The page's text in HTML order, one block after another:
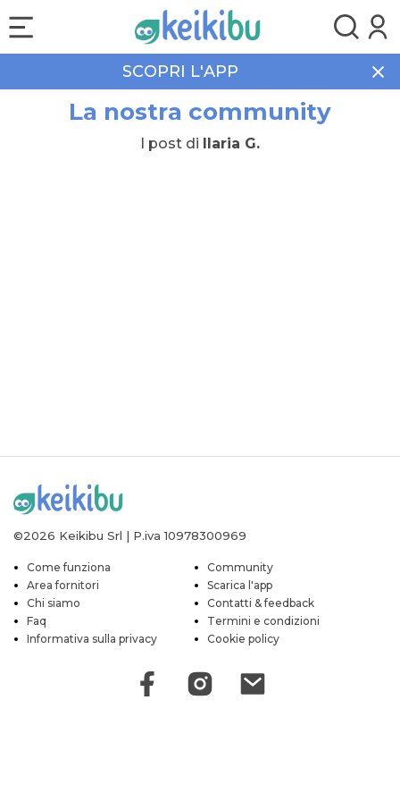
SCOPRI L'APP
La nostra community
I post di Ilaria G.
©2026 Keikibu Srl | P.iva 10978300969
Come funziona
Community
Area fornitori
Scarica l'app
Chi siamo
Contatti & feedback
Faq
Termini e condizioni
Informativa sulla privacy
Cookie policy